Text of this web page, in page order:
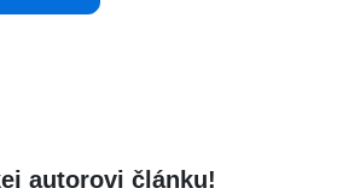
autorovi článku!